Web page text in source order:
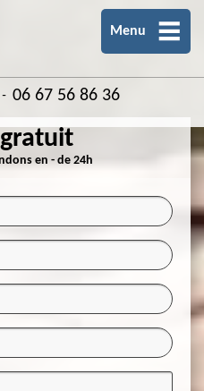
Menu
- 06 67 56 86 36
en - de 24h